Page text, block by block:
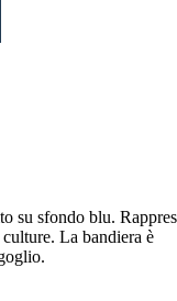
su sfondo blu.
La bandiera è